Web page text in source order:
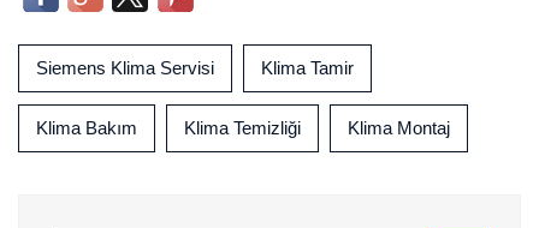
Siemens Klima Servisi Klima Tamir
Klima Bakım Klima Temizliği Klima Montaj